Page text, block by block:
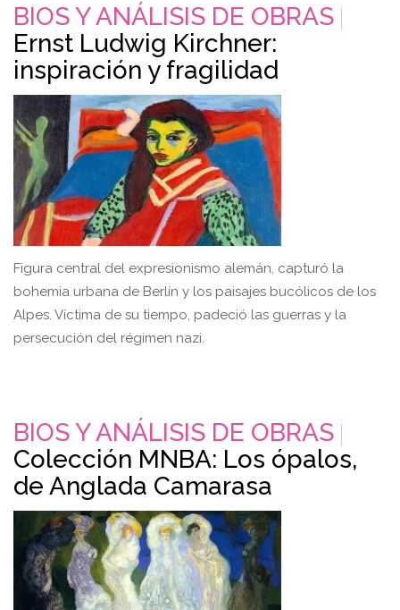
BIOS Y ANÁLISIS DE OBRAS
Ernst Ludwig Kirchner:
inspiración y fragilidad
Figura central del expresionismo alemán, capturó la
bohemia urbana de Berlín y los paisajes bucólicos de los
Alpes. Víctima de su tiempo, padeció las guerras y la
persecución del régimen nazi.
BIOS Y ANÁLISIS DE OBRAS
Colección MNBA: Los ópalos,
de Anglada Camarasa